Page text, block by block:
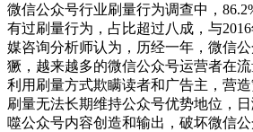
微信公众号行业刷量行为调查中，
有过刷量行为，占比超过八成，与
媒咨询分析师认为，历经一年，微信
獗，越来越多的微信公众号运营者在流
利用刷量方式欺瞒读者和广告主，营
刷量无法长期维持公众号优势地位，
噬公众号内容创造和输出，破坏微信公